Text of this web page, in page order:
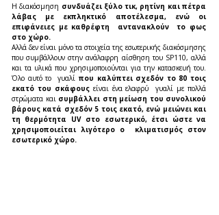
Η διακόσμηση συνδυάζει ξύλο τικ, ρητίνη και πέτρα
λάβας με εκπληκτικό αποτέλεσμα, ενώ οι
επιφάνειες με καθρέφτη  αντανακλούν  το φως
στο χώρο.
Αλλά δεν είναι μόνο τα στοιχεία της εσωτερικής διακόσμησης
που συμβάλλουν στην ανάλαφρη αίσθηση του SP110, αλλά
και τα υλικά που χρησιμοποιούνται για την κατασκευή του.
Όλο αυτό το  γυαλί που καλύπτει σχεδόν το 80 τοις
εκατό του σκάφους είναι ένα ελαφρύ  γυαλί με πολλά
στρώματα και συμβάλλει στη μείωση του συνολικού
βάρους κατά σχεδόν 5 τοις εκατό, ενώ μειώνει και
τη θερμότητα UV στο εσωτερικό, έτσι ώστε να
χρησιμοποιείται λιγότερο ο  κλιματισμός στον
εσωτερικό χώρο.